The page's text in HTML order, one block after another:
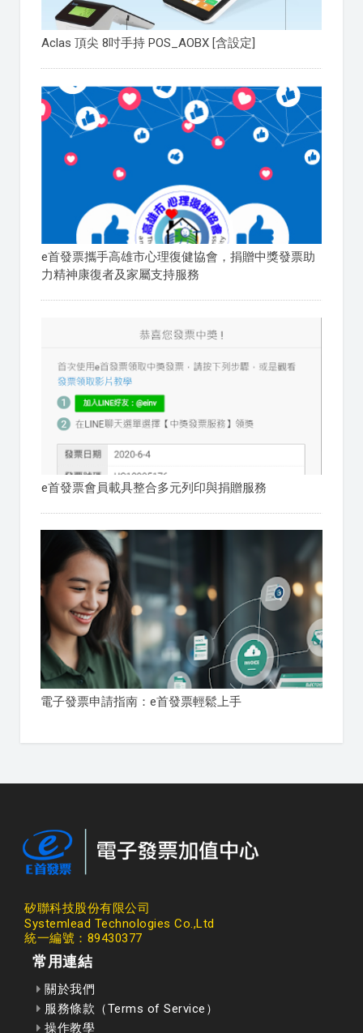
Aclas 頂尖 8吋手持 POS_AOBX [含設定]
e首發票攜手高雄市心理復健協會，捐贈中獎發票助
力精神康復者及家屬支持服務
e首發票會員載具整合多元列印與捐贈服務
電子發票申請指南：e首發票輕鬆上手
矽聯科技股份有限公司
Systemlead Technologies Co.,Ltd
統一編號：89430377
常用連結
關於我們
服務條款（Terms of Service）
操作教學